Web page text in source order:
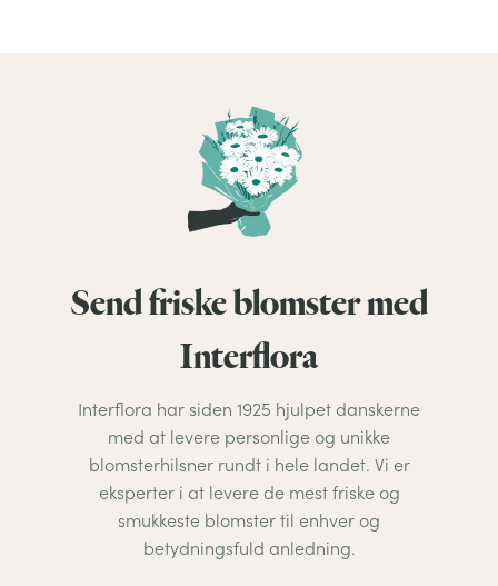
Send friske blomster med
Interflora
Interflora har siden 1925 hjulpet danskerne
med at levere personlige og unikke
blomsterhilsner rundt i hele landet. Vi er
eksperter i at levere de mest friske og
smukkeste blomster til enhver og
betydningsfuld anledning.